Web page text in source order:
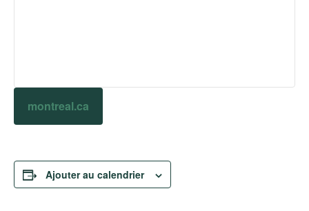
montreal.ca
Ajouter au calendrier